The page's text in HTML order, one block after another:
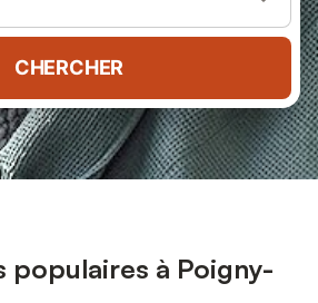
CHERCHER
populaires à Poigny-